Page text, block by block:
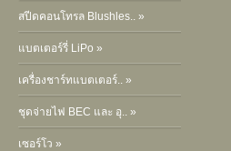
สปีดคอนโทรล Blushles.. »
แบตเตอร์รี่ LiPo »
เครื่องชาร์ทแบตเตอร์.. »
ชุดจ่ายไฟ BEC และ อุ.. »
เซอร์โว »